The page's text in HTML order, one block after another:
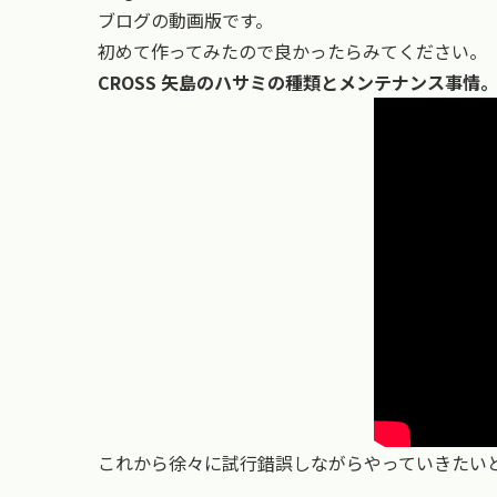
ブログの動画版です。
初めて作ってみたので良かったらみてください。
CROSS 矢島のハサミの種類とメンテナンス事情。
これから徐々に試行錯誤しながらやっていきたい